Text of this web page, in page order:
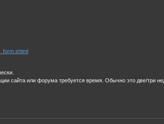
сайта или форума требуется время. Обычно это две/три